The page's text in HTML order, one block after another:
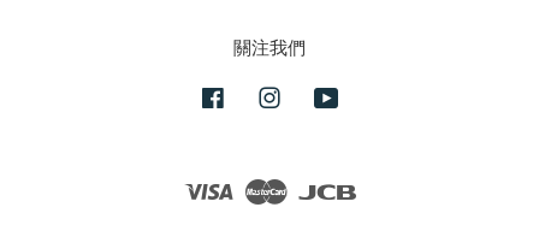
關注我們
FacebookInstagram
Visa Master JCB